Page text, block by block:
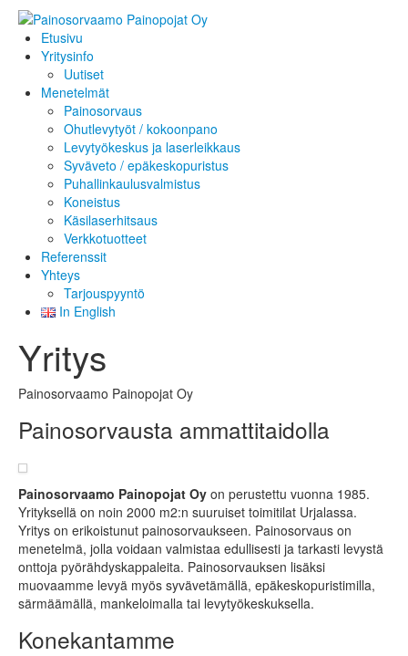
Etusivu
Yritysinfo
Uutiset
Menetelmät
Painosorvaus
Ohutlevytyöt / kokoonpano
Levytyökeskus ja laserleikkaus
Syväveto / epäkeskopuristus
Puhallinkaulusvalmistus
Koneistus
Käsilaserhitsaus
Verkkotuotteet
Referenssit
Yhteys
Tarjouspyyntö
In English
Yritys
Painosorvaamo Painopojat Oy
Painosorvausta ammattitaidolla
Painosorvaamo Painopojat Oy on perustettu vuonna 1985.
Yrityksellä on noin 2000 m2:n suuruiset toimitilat Urjalassa.
Yritys on erikoistunut painosorvaukseen. Painosorvaus on
menetelmä, jolla voidaan valmistaa edullisesti ja tarkasti levystä
onttoja pyörähdyskappaleita. Painosorvauksen lisäksi
muovaamme levyä myös syvävetämällä, epäkeskopuristimilla,
särmäämällä, mankeloimalla tai levytyökeskuksella.
Konekantamme